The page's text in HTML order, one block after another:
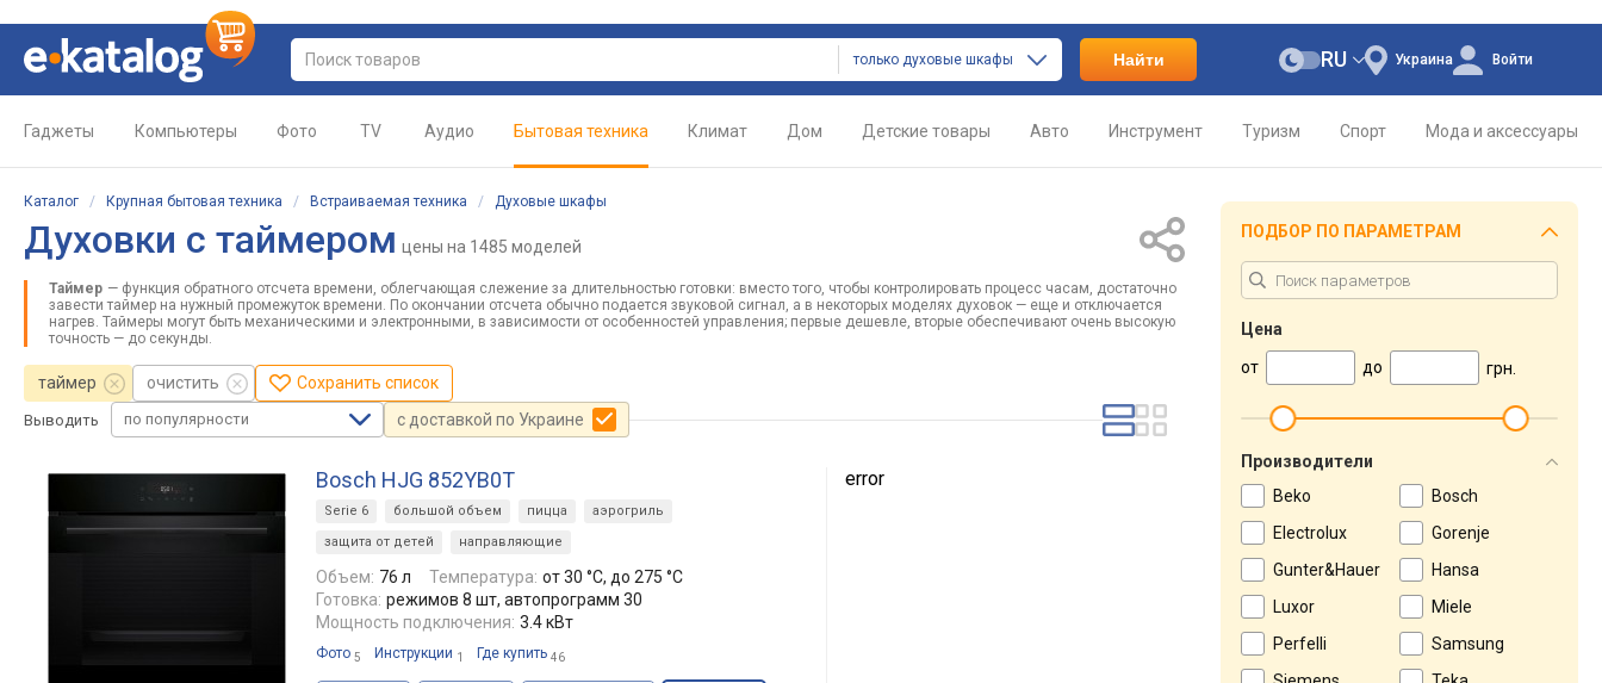
только духовые шкафы Найти Украина
RU Войти
Гаджеты Компьютеры Фото TV Аудио Бытовая техника Климат Дом Детские товары Авто Инструмент Туризм Спорт Мода и аксессуары
Каталог / Крупная бытовая техника / Встраиваемая техника / Духовые шкафы
Духовки с таймером цены на 1485 моделей
Таймер — функция обратного отсчета времени, облегчающая слежение за длительностью готовки: вместо того, чтобы контролировать процесс часам, достаточно
завести таймер на нужный промежуток времени. По окончании отсчета обычно подается звуковой сигнал, а в некоторых моделях духовок — еще и отключается
нагрев. Таймеры могут быть механическими и электронными, в зависимости от особенностей управления; первые дешевле, вторые обеспечивают очень высокую
точность — до секунды.
таймер очистить Сохранить список
Выводить по популярности с доставкой по Украине
Bosch HJG 852YB0T
Serie 6 большой объем пицца
аэрогриль
защита от детей
направляющие
Объем: 76 л Температура: от 30 °C, до 275 °C
Готовка: режимов 8 шт, автопрограмм 30
Мощность подключения: 3.4 кВт
Фото 5 Инструкции 1 Где купить 46
error
ПОДБОР ПО ПАРАМЕТРАМ
Цена
от
до грн.
Производители
Beko
Bosch
Electrolux
Gorenje
Gunter&Hauer
Hansa
Luxor
Miele
Perfelli
Samsung